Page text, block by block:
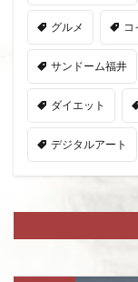
グルメ コ
サンドーム福井
ダイエット
デジタルアート